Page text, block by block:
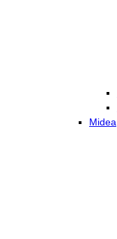
Midea